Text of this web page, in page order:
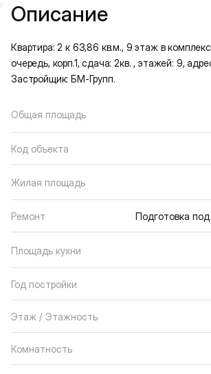
Подробная информация
Описание
Квартира: 2 к 63,86 кв.м., 9 этаж в
очередь, корп.1, сдача: 2кв. , этажей: 9,
Застройщик: БМ-Групп.
Общая площадь
Код объекта
Жилая площадь
Ремонт Подготовка
Площадь кухни
Год постройки
Этаж / Этажность
Комнатность